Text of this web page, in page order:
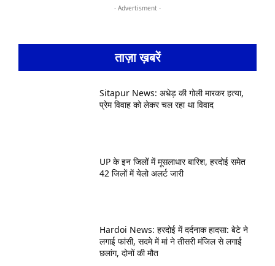
- Advertisment -
ताज़ा ख़बरें
Sitapur News: अधेड़ की गोली मारकर हत्या,
प्रेम विवाह को लेकर चल रहा था विवाद
UP के इन जिलों में मूसलाधार बारिश, हरदोई समेत
42 जिलों में येलो अलर्ट जारी
Hardoi News: हरदोई में दर्दनाक हादसा: बेटे ने
लगाई फांसी, सदमे में मां ने तीसरी मंजिल से लगाई
छलांग, दोनों की मौत